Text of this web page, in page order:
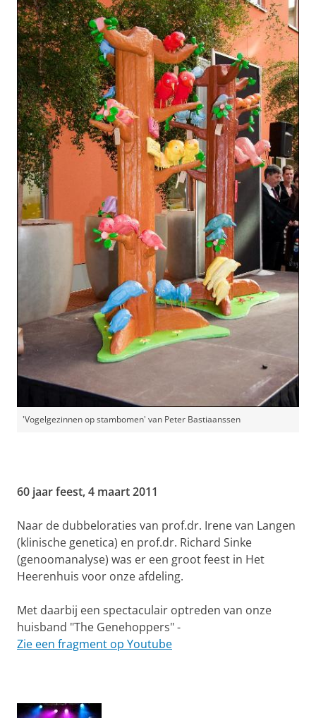
'Vogelgezinnen op stambomen' van Peter Bastiaanssen
60 jaar feest, 4 maart 2011
Naar de dubbeloraties van prof.dr. Irene van Langen
(klinische genetica) en prof.dr. Richard Sinke
(genoomanalyse) was er een groot feest in Het
Heerenhuis voor onze afdeling.
Met daarbij een spectaculair optreden van onze
huisband "The Genehoppers" -
Zie een fragment op Youtube